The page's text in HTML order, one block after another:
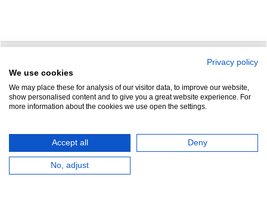
Zuidersluisweg 42
8243 RC Lelystad
Tel: +31(0)320
253161
Privacy policy
We use cookies
We may place these for analysis of our visitor data, to improve our website,
show personalised content and to give you a great website experience. For
more information about the cookies we use open the settings.
Accept all Deny
No, adjust